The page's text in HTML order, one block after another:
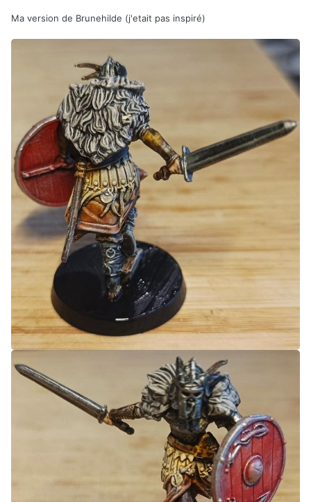
Ma version de Brunehilde (j'etait pas inspiré)